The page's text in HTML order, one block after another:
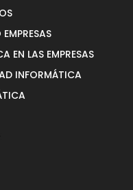
EN LAS EMPRESAS
INFORMÁTICA